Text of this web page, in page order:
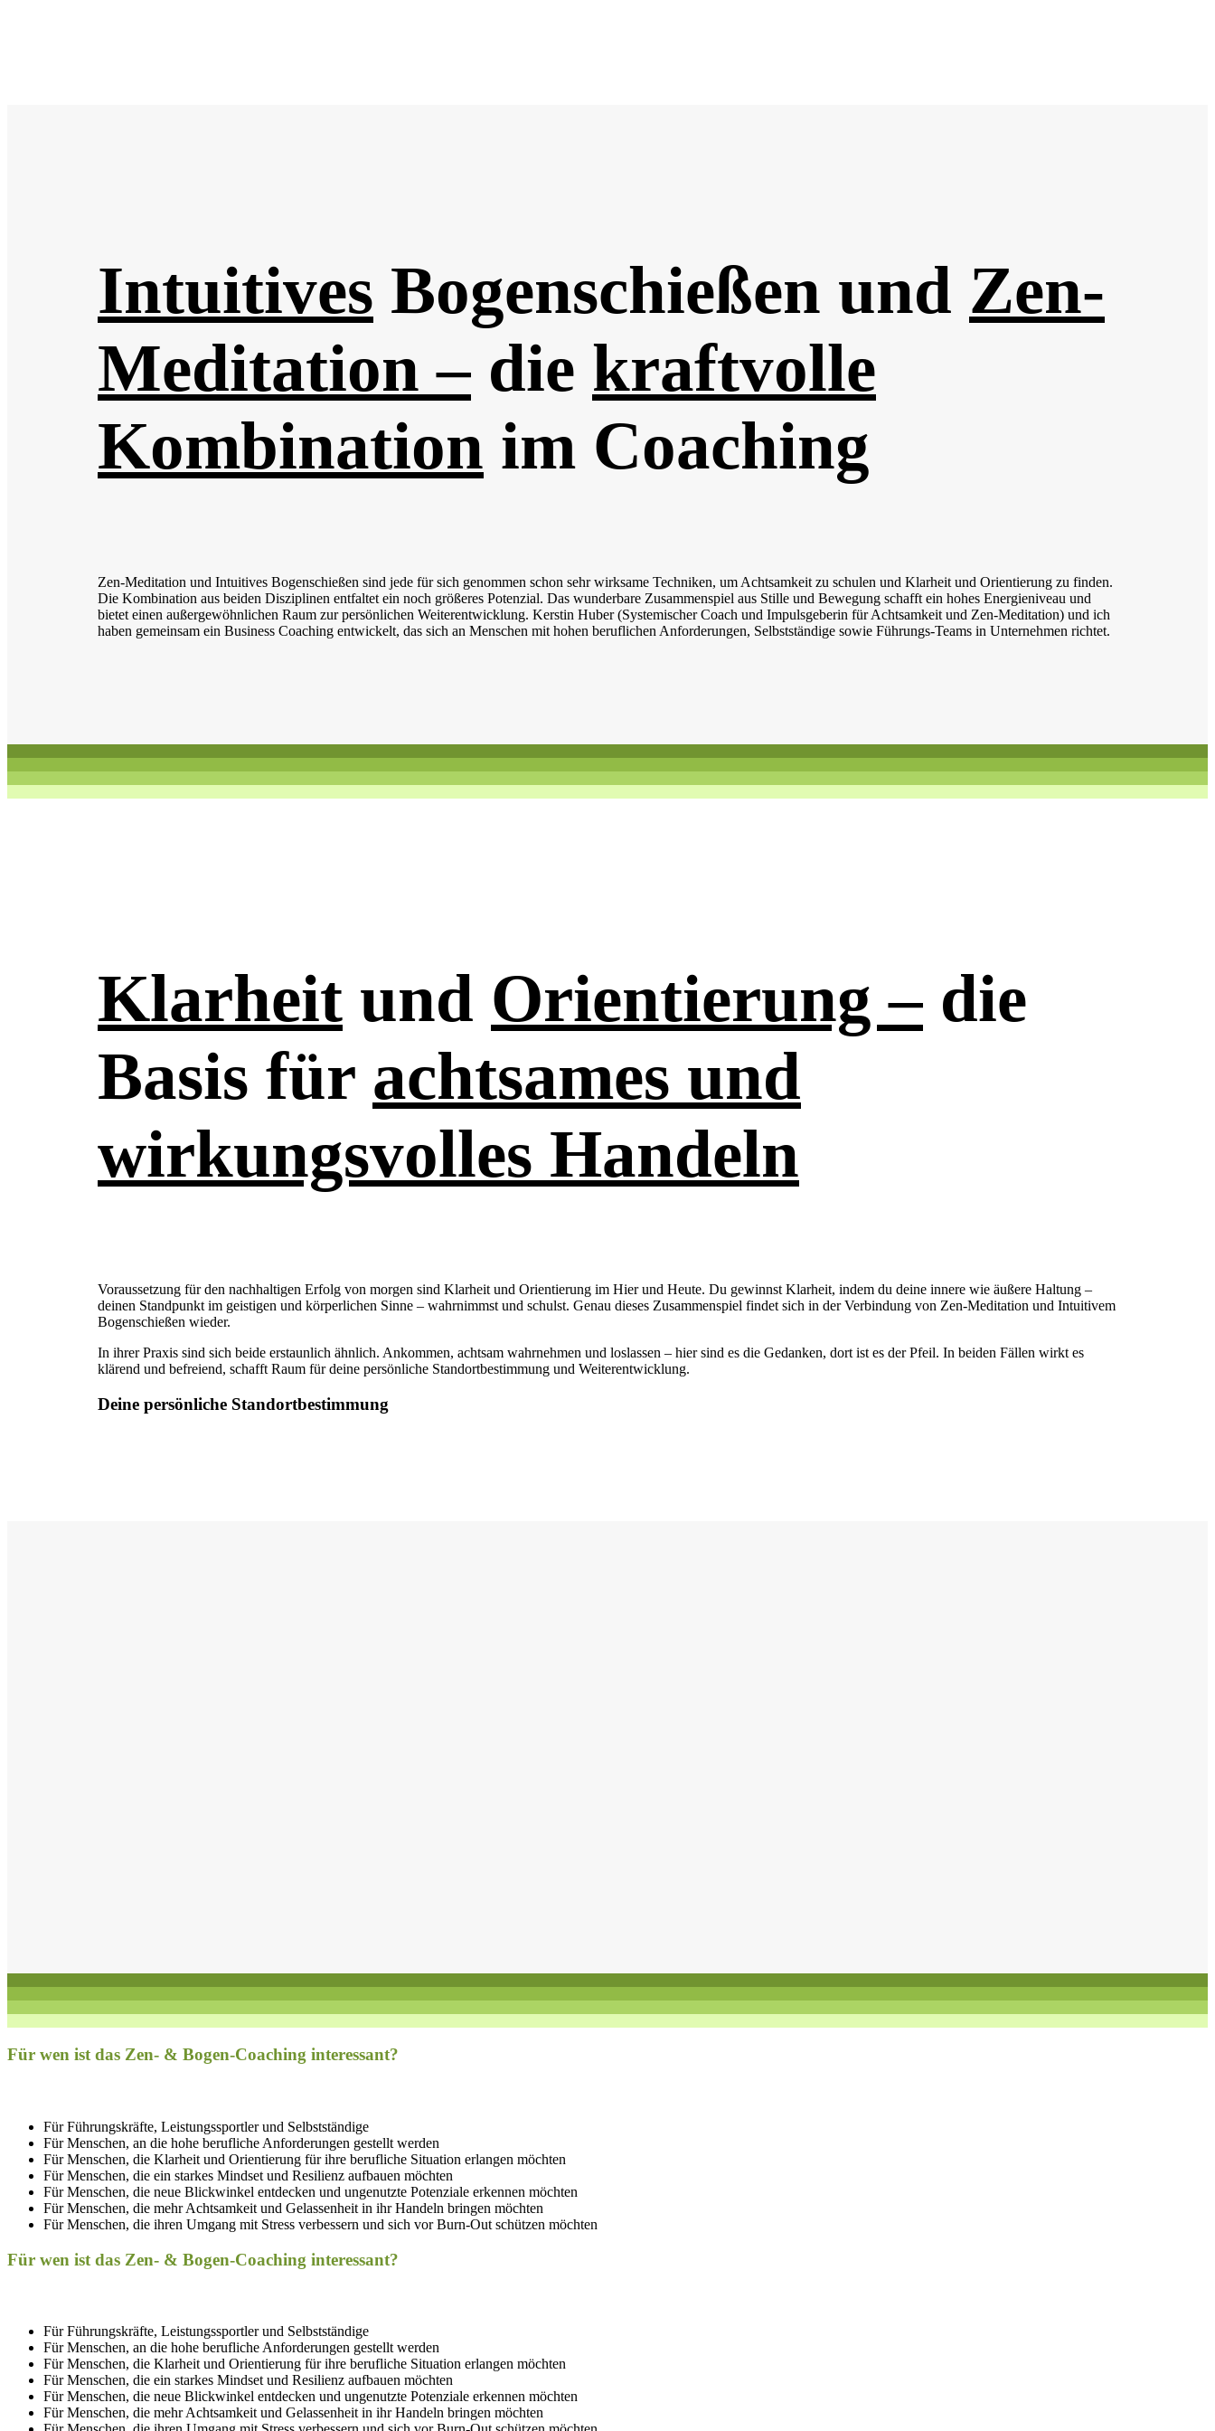
Intuitives Bogenschießen und Zen-
Meditation – die kraftvolle
Kombination im Coaching
Zen-Meditation und Intuitives Bogenschießen sind jede für sich genommen schon sehr wirksame Techniken, um Achtsamkeit zu schulen und Klarheit und Orientierung zu finden.
Die Kombination aus beiden Disziplinen entfaltet ein noch größeres Potenzial. Das wunderbare Zusammenspiel aus Stille und Bewegung schafft ein hohes Energieniveau und
bietet einen außergewöhnlichen Raum zur persönlichen Weiterentwicklung. Kerstin Huber (Systemischer Coach und Impulsgeberin für Achtsamkeit und Zen-Meditation) und ich
haben gemeinsam ein Business Coaching entwickelt, das sich an Menschen mit hohen beruflichen Anforderungen, Selbstständige sowie Führungs-Teams in Unternehmen richtet.
Klarheit und Orientierung – die
Basis für achtsames und
wirkungsvolles Handeln
Voraussetzung für den nachhaltigen Erfolg von morgen sind Klarheit und Orientierung im Hier und Heute. Du gewinnst Klarheit, indem du deine innere wie äußere Haltung –
deinen Standpunkt im geistigen und körperlichen Sinne – wahrnimmst und schulst. Genau dieses Zusammenspiel findet sich in der Verbindung von Zen-Meditation und Intuitivem
Bogenschießen wieder.
In ihrer Praxis sind sich beide erstaunlich ähnlich. Ankommen, achtsam wahrnehmen und loslassen – hier sind es die Gedanken, dort ist es der Pfeil. In beiden Fällen wirkt es
klärend und befreiend, schafft Raum für deine persönliche Standortbestimmung und Weiterentwicklung.
Deine persönliche Standortbestimmung
Für wen ist das Zen- & Bogen-Coaching interessant?
Für Führungskräfte, Leistungssportler und Selbstständige
Für Menschen, an die hohe berufliche Anforderungen gestellt werden
Für Menschen, die Klarheit und Orientierung für ihre berufliche Situation erlangen möchten
Für Menschen, die ein starkes Mindset und Resilienz aufbauen möchten
Für Menschen, die neue Blickwinkel entdecken und ungenutzte Potenziale erkennen möchten
Für Menschen, die mehr Achtsamkeit und Gelassenheit in ihr Handeln bringen möchten
Für Menschen, die ihren Umgang mit Stress verbessern und sich vor Burn-Out schützen möchten
Für wen ist das Zen- & Bogen-Coaching interessant?
Für Führungskräfte, Leistungssportler und Selbstständige
Für Menschen, an die hohe berufliche Anforderungen gestellt werden
Für Menschen, die Klarheit und Orientierung für ihre berufliche Situation erlangen möchten
Für Menschen, die ein starkes Mindset und Resilienz aufbauen möchten
Für Menschen, die neue Blickwinkel entdecken und ungenutzte Potenziale erkennen möchten
Für Menschen, die mehr Achtsamkeit und Gelassenheit in ihr Handeln bringen möchten